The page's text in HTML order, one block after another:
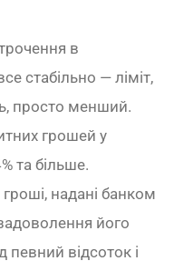
в
стабільно — ліміт,
просто менший.
грошей у
та більше.
надані банком
його
певний відсоток і